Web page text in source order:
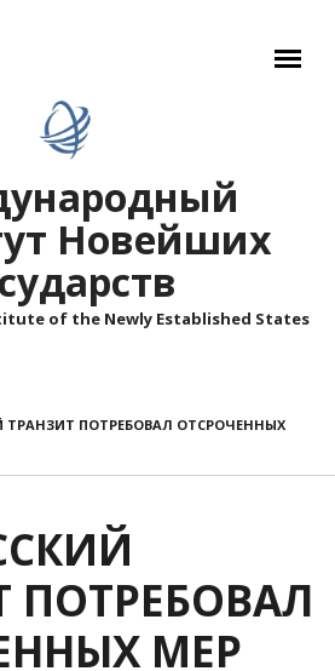
Новейших
of the Newly Established States
ТРАНЗИТ ПОТРЕБОВАЛ ОТСРОЧЕННЫХ
ПОТРЕБОВАЛ
МЕР